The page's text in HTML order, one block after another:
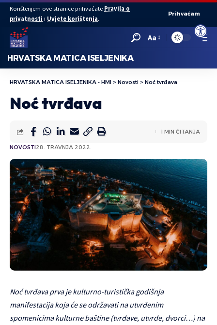
Open
Korištenjem ove stranice prihvaćate Pravila o
privatnosti i Uvjete korištenja.
Prihvaćam
Aa
HRVATSKA MATICA ISELJENIKA
HRVATSKA MATICA ISELJENIKA - HMI > Novosti > Noć tvrđava
Noć tvrđava
NOVOSTI28. TRAVNJA 2022.
1 MIN ČITANJA
Noć tvrđava prva je kulturno-turistička godišnja
manifestacija koja će se održavati na utvrđenim
spomenicima kulturne baštine (tvrđave, utvrde, dvorci…) na